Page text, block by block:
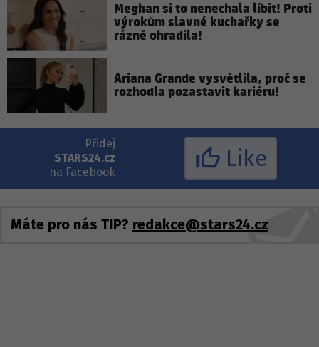
Meghan si to nenechala líbit! Proti
výrokům slavné kuchařky se
rázně ohradila!
Ariana Grande vysvětlila, proč se
rozhodla pozastavit kariéru!
Přidej
STARS24.cz
na Facebook
Like
Máte pro nás TIP? redakce@stars24.cz